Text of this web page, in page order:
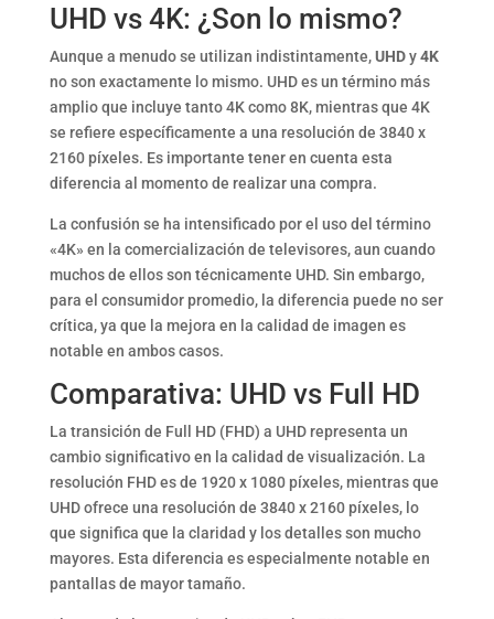
UHD vs 4K: ¿Son lo mismo?
Aunque a menudo se utilizan indistintamente,UHDy4K
no son exactamente lo mismo. UHD es un término más
amplio que incluye tanto 4K como 8K, mientras que 4K
se refiere específicamente a una resolución de 3840 x
2160 píxeles. Es importante tener en cuenta esta
diferencia al momento de realizar una compra.
La confusión se ha intensificado por el uso del término
«4K» en la comercialización de televisores, aun cuando
muchos de ellos son técnicamente UHD. Sin embargo,
para el consumidor promedio, la diferencia puede no ser
crítica, ya que la mejora en la calidad de imagen es
notable en ambos casos.
Comparativa: UHD vs Full HD
La transición de Full HD (FHD) a UHD representa un
cambio significativo en la calidad de visualización. La
resolución FHD es de 1920 x 1080 píxeles, mientras que
UHD ofrece una resolución de 3840 x 2160 píxeles, lo
que significa que la claridad y los detalles son mucho
mayores. Esta diferencia es especialmente notable en
pantallas de mayor tamaño.